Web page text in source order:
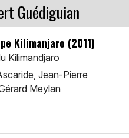
Guédiguian
Kilimanjaro (2011)
Kilimandjaro
Jean-Pierre
Meylan